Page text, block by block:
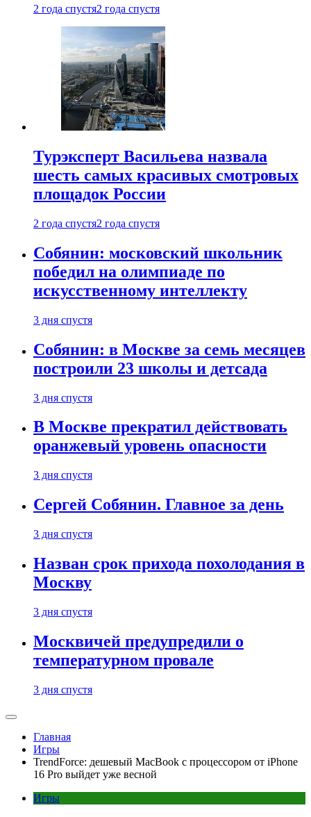
2 года спустя2 года спустя
Турэксперт Васильева назвала
шесть самых красивых смотровых
площадок России
2 года спустя2 года спустя
Собянин: московский школьник
победил на олимпиаде по
искусственному интеллекту
3 дня спустя
Собянин: в Москве за семь месяцев
построили 23 школы и детсада
3 дня спустя
В Москве прекратил действовать
оранжевый уровень опасности
3 дня спустя
Сергей Собянин. Главное за день
3 дня спустя
Назван срок прихода похолодания в
Москву
3 дня спустя
Москвичей предупредили о
температурном провале
3 дня спустя
Главная
Игры
TrendForce: дешевый MacBook с процессором от iPhone
16 Pro выйдет уже весной
Игры